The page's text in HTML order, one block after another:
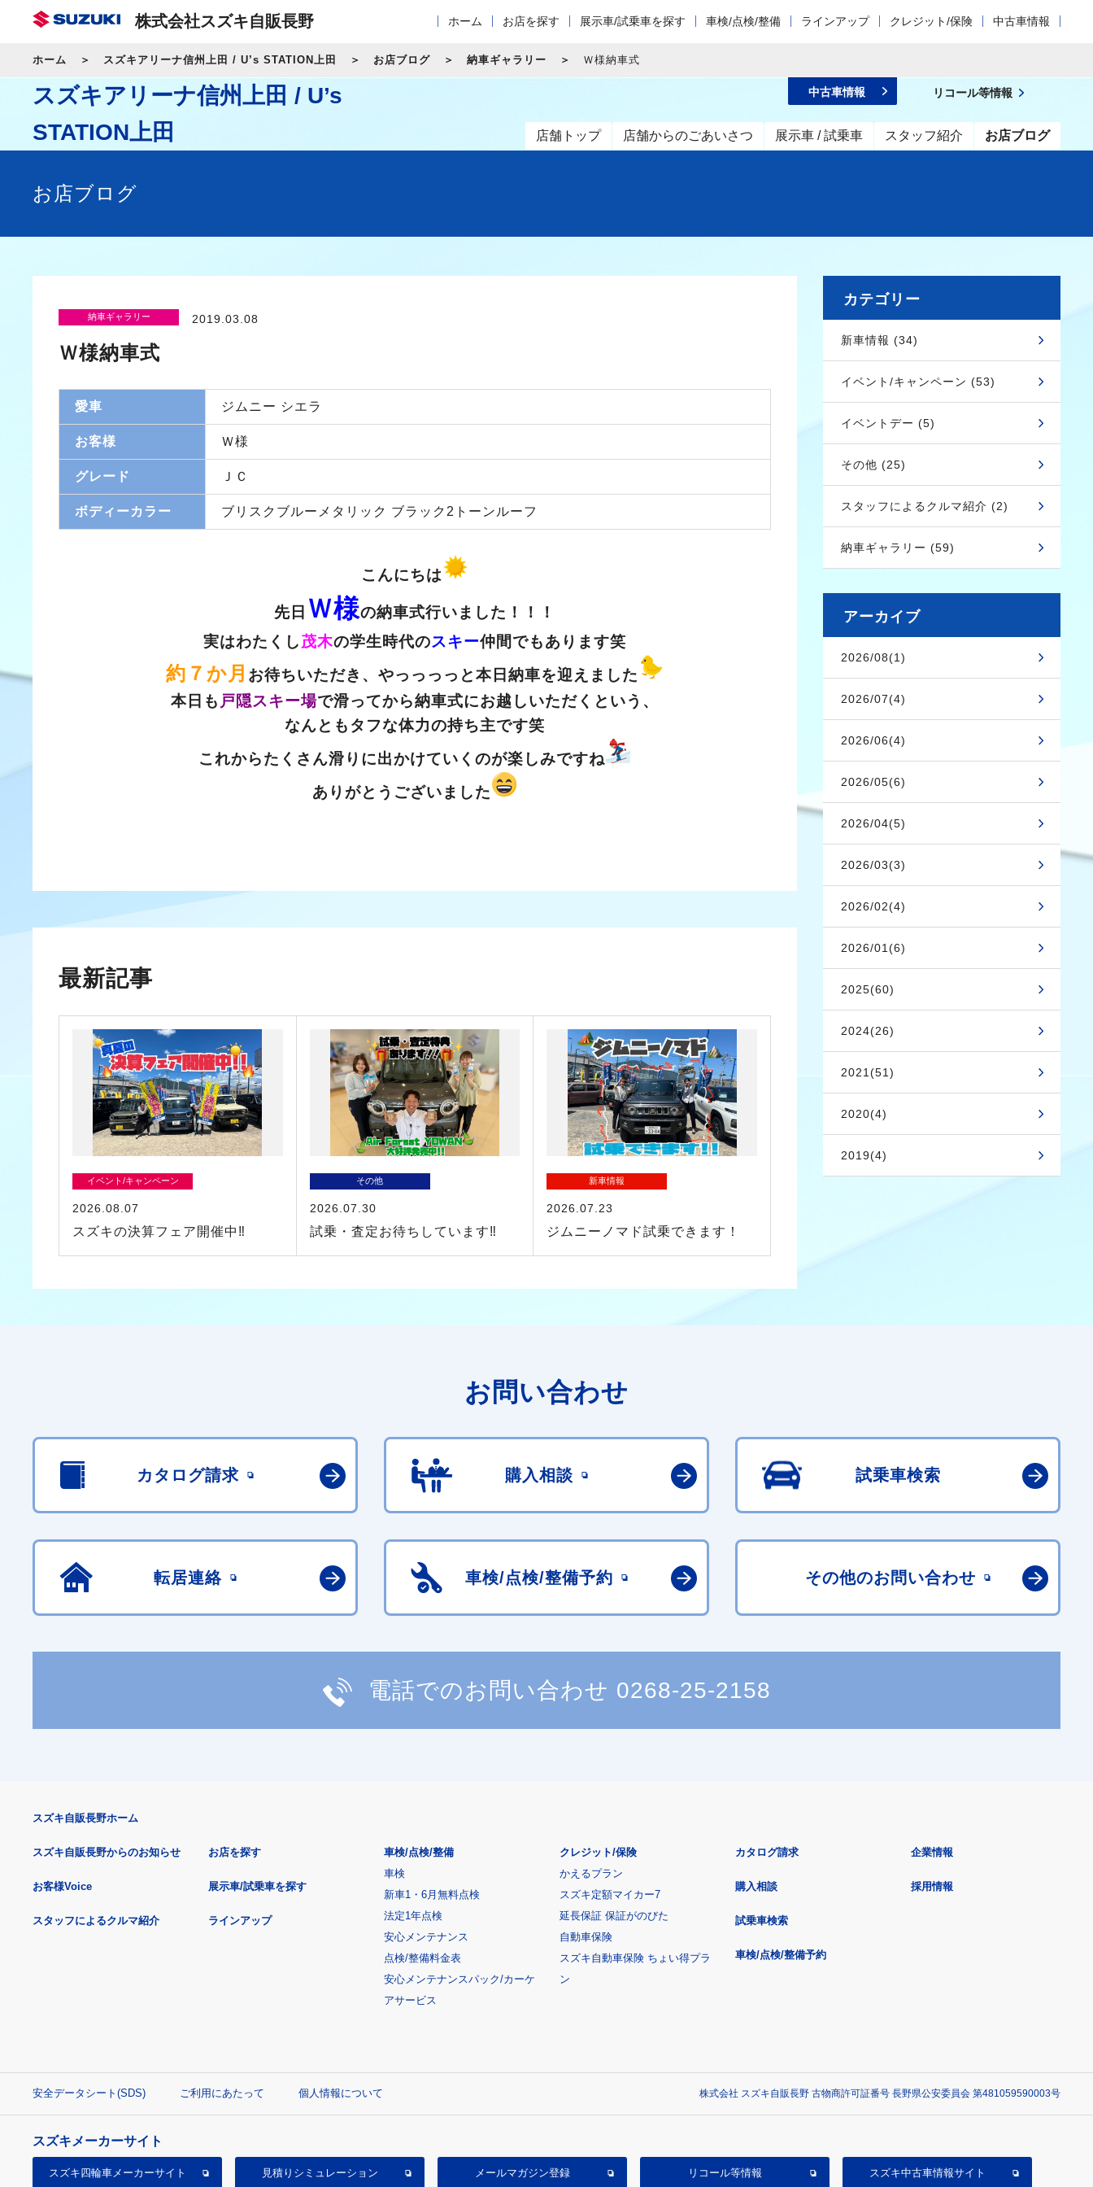
株式会社スズキ自販長野 ホーム お店を探す 展示車/試乗車を探す 車検/点検/整備 ラインアップ クレジット/保険 中古車情報
ホーム スズキアリーナ信州上田 / U’s STATION上田 お店ブログ 納車ギャラリー Ｗ様納車式
スズキアリーナ信州上田 / U’s
STATION上田
店舗トップ 店舗からのごあいさつ 展示車 / 試乗車 スタッフ紹介 お店ブログ
中古車情報 リコール等情報
お店ブログ
納車ギャラリー 2019.03.08
Ｗ様納車式
愛車 ジムニー シエラ
お客様 Ｗ様
グレード ＪＣ
ボディーカラー ブリスクブルーメタリック ブラック2トーンルーフ
こんにちは
先日 Ｗ様の納車式行いました！！！
実はわたくし茂木の学生時代のスキー仲間でもあります笑
約７か月 お待ちいただき、やっっっっと本日納車を迎えました
本日も 戸隠スキー場で滑ってから納車式にお越しいただくという、
なんともタフな体力の持ち主です笑
これからたくさん滑りに出かけていくのが楽しみですね
ありがとうございました
最新記事
イベント/キャンペーン
2026.08.07
スズキの決算フェア開催中‼
その他
2026.07.30
試乗・査定お待ちしています‼
新車情報
2026.07.23
ジムニーノマド試乗できます！
カテゴリー
新車情報 (34)
イベント/キャンペーン (53)
イベントデー (5)
その他 (25)
スタッフによるクルマ紹介 (2)
納車ギャラリー (59)
アーカイブ
2026/08(1)
2026/07(4)
2026/06(4)
2026/05(6)
2026/04(5)
2026/03(3)
2026/02(4)
2026/01(6)
2025(60)
2024(26)
2021(51)
2020(4)
2019(4)
お問い合わせ
カタログ請求 購入相談 試乗車検索
転居連絡 車検/点検/整備予約 その他のお問い合わせ
電話でのお問い合わせ 0268-25-2158
スズキ自販長野ホーム
スズキ自販長野からのお知らせ
お客様Voice
スタッフによるクルマ紹介
お店を探す
展示車/試乗車を探す
ラインアップ
車検/点検/整備
車検
新車1・6月無料点検
法定1年点検
安心メンテナンス
点検/整備料金表
安心メンテナンスパック/カーケ
アサービス
クレジット/保険
かえるプラン
スズキ定額マイカー7
延長保証 保証がのびた
自動車保険
スズキ自動車保険 ちょい得プラ
ン
カタログ請求
購入相談
試乗車検索
車検/点検/整備予約
企業情報
採用情報
安全データシート(SDS) ご利用にあたって 個人情報について 株式会社 スズキ自販長野 古物商許可証番号 長野県公安委員会 第481059590003号
スズキメーカーサイト
スズキ四輪車メーカーサイト 見積り シミュレーション メールマガジン登録 リコール等情報 スズキ中古車情報サイト